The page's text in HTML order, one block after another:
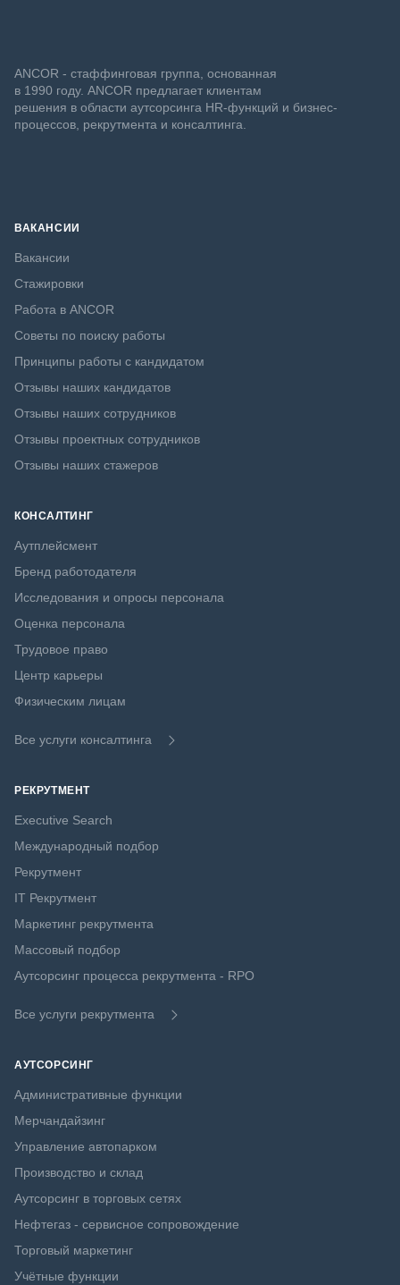
ANCOR - стаффинговая группа, основанная
в 1990 году. ANCOR предлагает клиентам
решения в области аутсорсинга HR-функций и бизнес-
процессов, рекрутмента и консалтинга.
ВАКАНСИИ
Вакансии
Стажировки
Работа в ANCOR
Советы по поиску работы
Принципы работы с кандидатом
Отзывы наших кандидатов
Отзывы наших сотрудников
Отзывы проектных сотрудников
Отзывы наших стажеров
КОНСАЛТИНГ
Аутплейсмент
Бренд работодателя
Исследования и опросы персонала
Оценка персонала
Трудовое право
Центр карьеры
Физическим лицам
Все услуги консалтинга
РЕКРУТМЕНТ
Executive Search
Международный подбор
Рекрутмент
IT Рекрутмент
Маркетинг рекрутмента
Массовый подбор
Аутсорсинг процесса рекрутмента - RPO
Все услуги рекрутмента
АУТСОРСИНГ
Административные функции
Мерчандайзинг
Управление автопарком
Производство и склад
Аутсорсинг в торговых сетях
Нефтегаз - сервисное сопровождение
Торговый маркетинг
Учётные функции